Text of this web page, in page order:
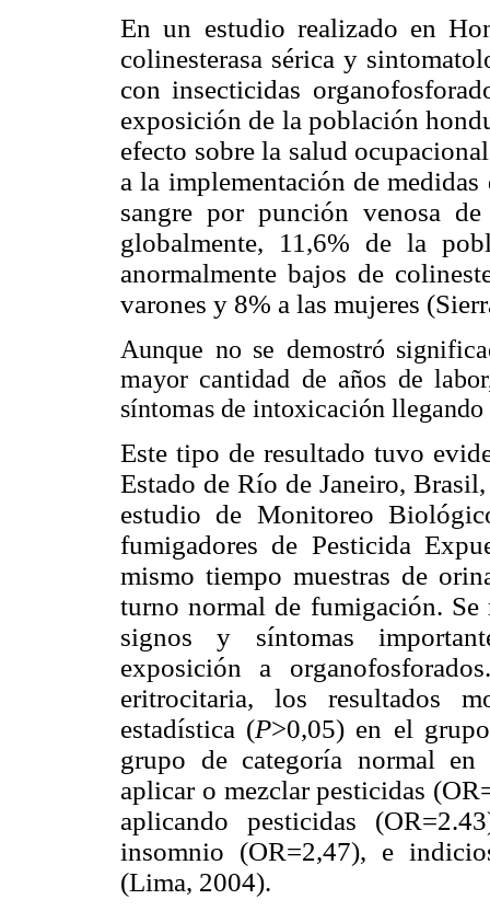
En un estudio realizado en
colinesterasa sérica y
con insecticidas
exposición de la población
efecto sobre la salud
a la implementación de
sangre por punción venosa
globalmente, 11,6% de la
anormalmente bajos de
varones y 8% a las mujeres
Aunque no se demostró
mayor cantidad de años de
síntomas de intoxicación
Este tipo de resultado tuvo
Estado de Río de Janeiro,
estudio de Monitoreo
fumigadores de Pesticida
mismo tiempo muestras de
turno normal de fumigación.
signos y síntomas
exposición a
eritrocitaria, los resultados
estadística (P>0,05) en el
grupo de categoría normal en
aplicar o mezclar pesticidas
aplicando pesticidas
insomnio (OR=2,47), e
(Lima, 2004).